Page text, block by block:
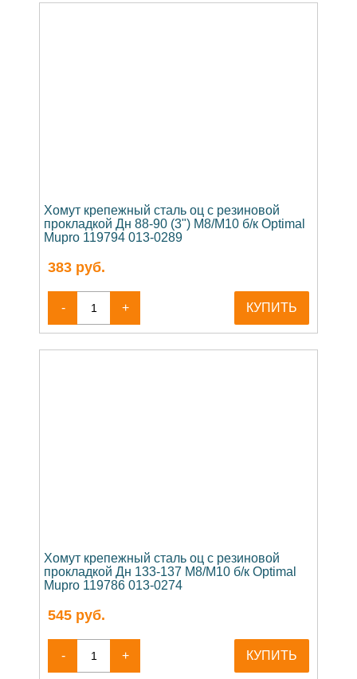
Хомут крепежный сталь оц с резиновой
прокладкой Дн 88-90 (3") М8/М10 б/к Optimal
Mupro 119794 013-0289
383 руб.
- + КУПИТЬ
Хомут крепежный сталь оц с резиновой
прокладкой Дн 133-137 М8/М10 б/к Optimal
Mupro 119786 013-0274
545 руб.
- + КУПИТЬ